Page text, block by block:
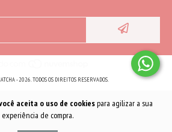
aceita o uso de cookiespara agilizar a sua
experiência de compra.
- 2026. TODOS OS DIREITOS RESERVADOS.